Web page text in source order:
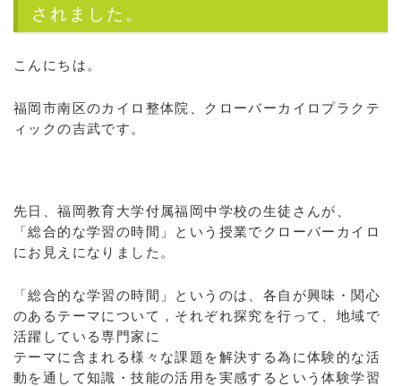
されました。
こんにちは。
福岡市南区のカイロ整体院、クローバーカイロプラクテ
ィックの吉武です。
先日、福岡教育大学付属福岡中学校の生徒さんが、
「総合的な学習の時間」という授業でクローバーカイロ
にお見えになりました。
「総合的な学習の時間」というのは、各自が興味・関心
のあるテーマについて，それぞれ探究を行って、地域で
活躍している専門家に
テーマに含まれる様々な課題を解決する為に体験的な活
動を通して知識・技能の活用を実感するという体験学習